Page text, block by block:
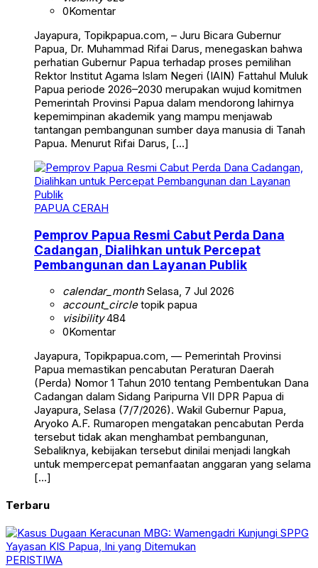
0Komentar
Jayapura, Topikpapua.com, – Juru Bicara Gubernur
Papua, Dr. Muhammad Rifai Darus, menegaskan bahwa
perhatian Gubernur Papua terhadap proses pemilihan
Rektor Institut Agama Islam Negeri (IAIN) Fattahul Muluk
Papua periode 2026–2030 merupakan wujud komitmen
Pemerintah Provinsi Papua dalam mendorong lahirnya
kepemimpinan akademik yang mampu menjawab
tantangan pembangunan sumber daya manusia di Tanah
Papua. Menurut Rifai Darus, […]
PAPUA CERAH
Pemprov Papua Resmi Cabut Perda Dana
Cadangan, Dialihkan untuk Percepat
Pembangunan dan Layanan Publik
calendar_monthSelasa, 7 Jul 2026
account_circletopik papua
visibility484
0Komentar
Jayapura, Topikpapua.com, — Pemerintah Provinsi
Papua memastikan pencabutan Peraturan Daerah
(Perda) Nomor 1 Tahun 2010 tentang Pembentukan Dana
Cadangan dalam Sidang Paripurna VII DPR Papua di
Jayapura, Selasa (7/7/2026). Wakil Gubernur Papua,
Aryoko A.F. Rumaropen mengatakan pencabutan Perda
tersebut tidak akan menghambat pembangunan,
Sebaliknya, kebijakan tersebut dinilai menjadi langkah
untuk mempercepat pemanfaatan anggaran yang selama
[…]
Terbaru
PERISTIWA